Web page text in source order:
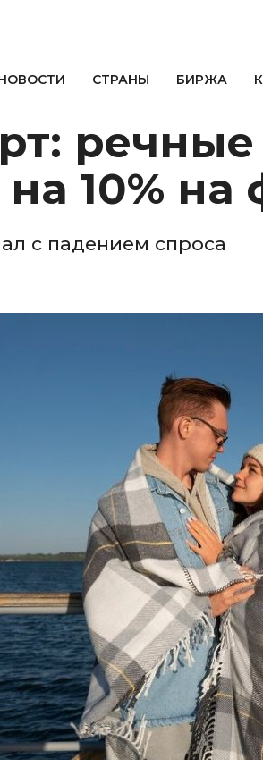
СТРАНЫ БИРЖА
на 10%
с падением спроса